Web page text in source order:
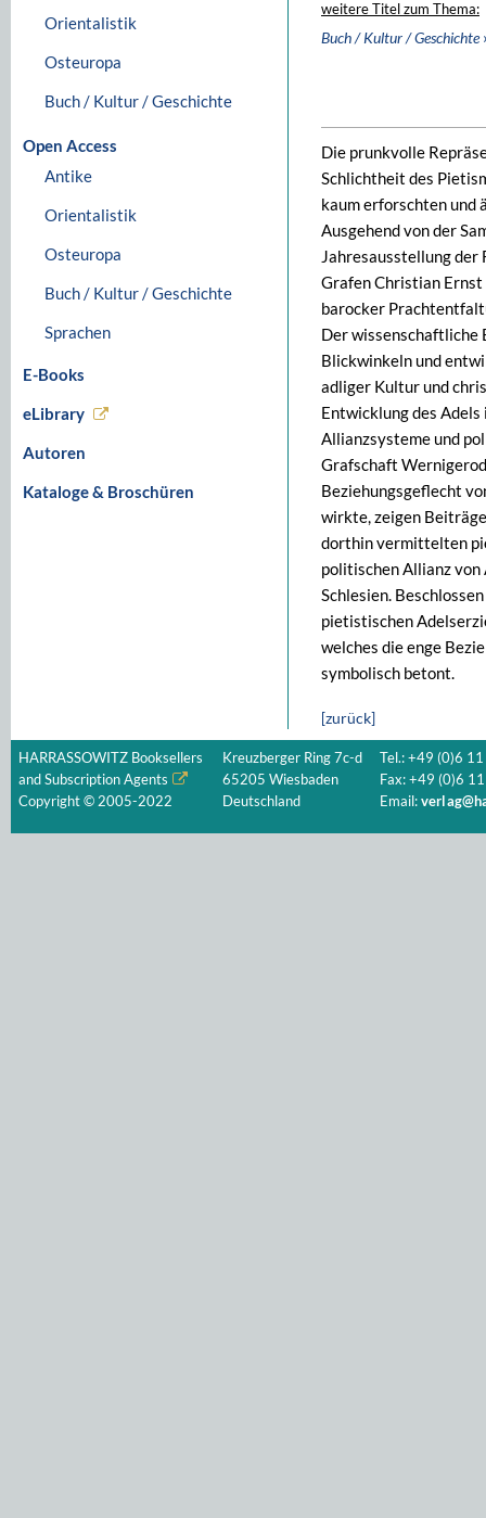
Orientalistik
Osteuropa
Buch / Kultur / Geschichte
Open Access
Antike
Orientalistik
Osteuropa
Buch / Kultur / Geschichte
Sprachen
E-Books
eLibrary
Autoren
Kataloge & Broschüren
weitere Titel zum Thema:
Buch / Kultur / Geschichte
Die prunkvolle
Schlichtheit des
kaum erforschten und
Ausgehend von der
Jahresausstellung
Grafen Christian
barocker
Der wissenschaftliche
Blickwinkeln und
adliger Kultur und
Entwicklung des
Allianzsysteme und
Grafschaft
Beziehungsgeflecht
wirkte, zeigen
dorthin vermittelten
politischen Allianz
Schlesien.
pietistischen
welches die enge
symbolisch betont.
[zurück]
HARRASSOWITZ Booksellers
and Subscription Agents
Copyright © 2005-2022
Kreuzberger Ring 7c-d
65205 Wiesbaden
Deutschland
Tel.: +49 (0)6
Fax: +49 (0)6
Email: